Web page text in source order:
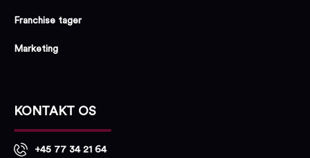
Franchise tager
Marketing
KONTAKT OS
+45 77 34 21 64